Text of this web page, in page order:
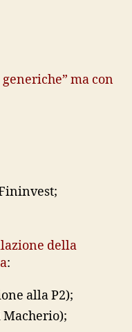
ma con
della
:
alla P2);